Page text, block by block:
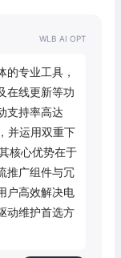
的专业工具，
在线更新等功
支持率高达
并运用双重下
核心优势在于
推广组件与冗
户高效解决电
动维护首选方